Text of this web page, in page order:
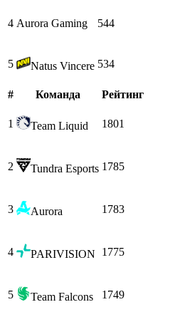
4 Aurora Gaming 544
5 Natus Vincere 534
# Команда Рейтинг
1 Team Liquid 1801
2 Tundra Esports 1785
3 Aurora 1783
4 PARIVISION 1775
5 Team Falcons 1749